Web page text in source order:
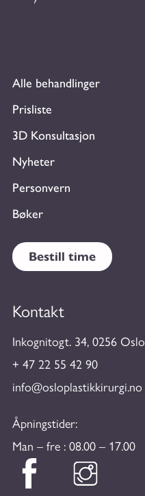
Alle behandlinger
Prisliste
3D Konsultasjon
Nyheter
Personvern
Bøker
Bestill time
Kontakt
Inkognitogt. 34, 0256 Oslo
+ 47 22 55 42 90
info@osloplastikkirurgi.no
Åpningstider:
Man – fre : 08.00 – 17.00